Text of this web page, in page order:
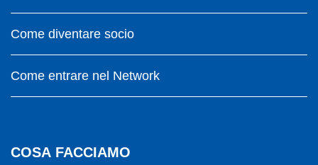
Come diventare socio
Come entrare nel Network
COSA FACCIAMO